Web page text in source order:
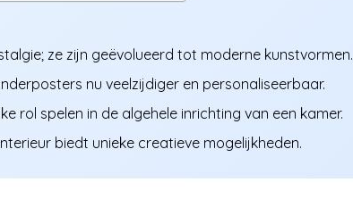
ze zijn geëvolueerd tot moderne kunstvormen.
nu veelzijdiger en personaliseerbaar.
rol spelen in de algehele inrichting van een kamer.
biedt unieke creatieve mogelijkheden.